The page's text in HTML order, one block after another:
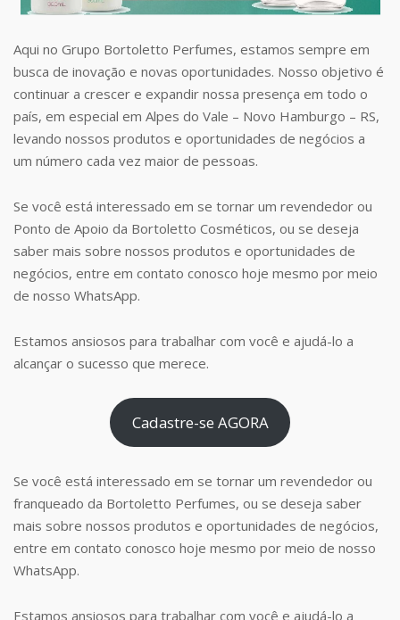
Aqui no Grupo Bortoletto Perfumes, estamos sempre em
busca de inovação e novas oportunidades. Nosso objetivo é
continuar a crescer e expandir nossa presença em todo o
país, em especial em Alpes do Vale – Novo Hamburgo – RS,
levando nossos produtos e oportunidades de negócios a
um número cada vez maior de pessoas.
Se você está interessado em se tornar um revendedor ou
Ponto de Apoio da Bortoletto Cosméticos, ou se deseja
saber mais sobre nossos produtos e oportunidades de
negócios, entre em contato conosco hoje mesmo por meio
de nosso WhatsApp.
Estamos ansiosos para trabalhar com você e ajudá-lo a
alcançar o sucesso que merece.
Cadastre-se AGORA
Se você está interessado em se tornar um revendedor ou
franqueado da Bortoletto Perfumes, ou se deseja saber
mais sobre nossos produtos e oportunidades de negócios,
entre em contato conosco hoje mesmo por meio de nosso
WhatsApp.
Estamos ansiosos para trabalhar com você e ajudá-lo a